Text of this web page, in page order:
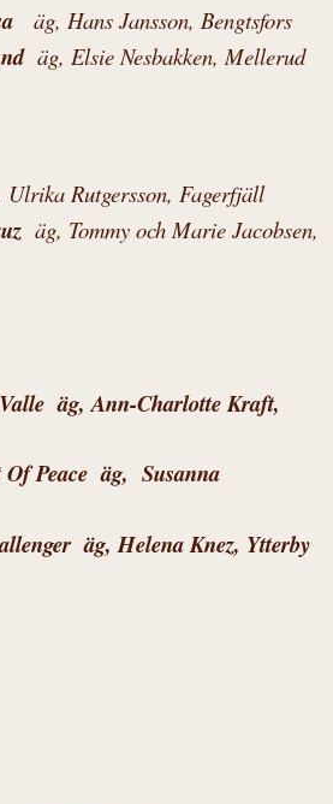
äg, Hans Jansson, Bengtsfors
äg, Elsie Nesbakken, Mellerud
Ulrika Rutgersson, Fagerfjäll
äg, Tommy och Marie Jacobsen,
äg, Ann-Charlotte Kraft,
Peace äg, Susanna
äg, Helena Knez, Ytterby